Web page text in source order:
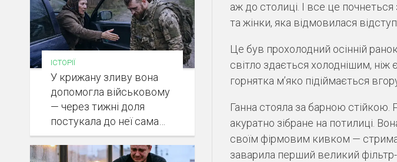
аж до столиці. І все це
та жінки, яка відмовилася
Це був прохолодний осінній
світло здається холоднішим, ніж
горнятка м’яко підіймається
Ганна стояла за барною стійкою.
акуратно зібране на потилиці.
своїм фірмовим кивком —
заварила перший великий
ІСТОРІЇ
У крижану зливу вона
допомогла військовому
— через тижні доля
постукала до неї сама…